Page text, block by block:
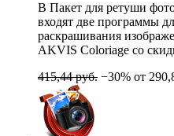
В Пакет для ретуши
входят две программы
раскрашивания
AKVIS Coloriage со
415,44 руб. −30% от